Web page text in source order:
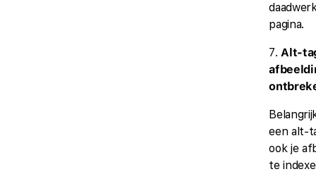
pagina.
7.Alt-
een alt-
ook je
te